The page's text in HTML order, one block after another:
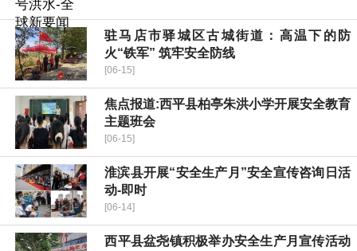
驻马店市驿城区古城街道：高温下的防
火“铁军” 筑牢安全防线
[06-15]
焦点报道:​西平县柏亭朱洪小学开展安全教育
主题班会
[06-15]
淮滨县开展“安全生产月”安全宣传咨询日活
动-即时
[06-14]
​西平县盆尧镇积极举办安全生产月宣传活动